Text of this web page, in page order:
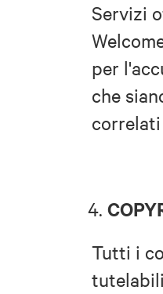
Servizi
per
che
correlati
Tutti i